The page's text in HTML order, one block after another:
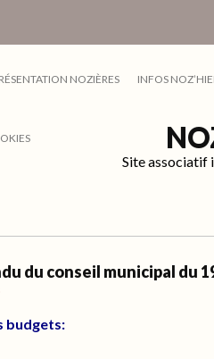
NOZIÈRES INFOS
Site associatif
du conseil municipal du
budgets: